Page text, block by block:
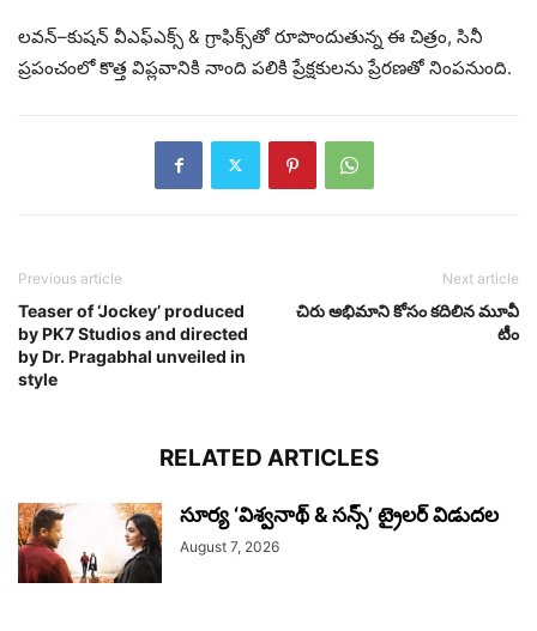
లవన్–కుషన్ వీఎఫ్‌ఎక్స్ & గ్రాఫిక్స్‌తో రూపొందుతున్న ఈ చిత్రం, సినీ
ప్రపంచంలో కొత్త విప్లవానికి నాంది పలికి ప్రేక్షకులను ప్రేరణతో నింపనుంది.
Previous article
Teaser of ‘Jockey’ produced
by PK7 Studios and directed
by Dr. Pragabhal unveiled in
style
Next article
చిరు అభిమాని కోసం కదిలిన మూవీ
టీం
RELATED ARTICLES
సూర్య ‘విశ్వనాథ్ & సన్స్’ ట్రైలర్ విడుదల
August 7, 2026